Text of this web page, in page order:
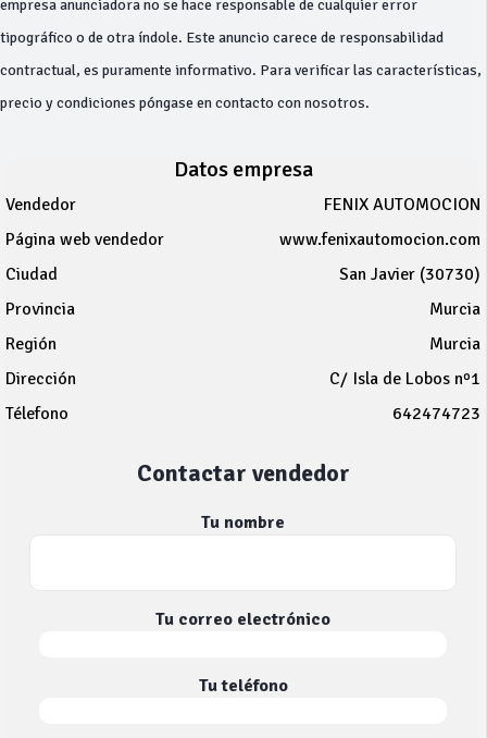
empresa anunciadora no se hace responsable de cualquier error
tipográfico o de otra índole. Este anuncio carece de responsabilidad
contractual, es puramente informativo. Para verificar las características,
precio y condiciones póngase en contacto con nosotros.
Datos empresa
Vendedor
FENIX AUTOMOCION
Página web vendedor
www.fenixautomocion.com
Ciudad
San Javier (30730)
Provincia
Murcia
Región
Murcia
Dirección
C/ Isla de Lobos nº1
Télefono
642474723
Contactar vendedor
Tu nombre
Tu correo electrónico
Tu teléfono